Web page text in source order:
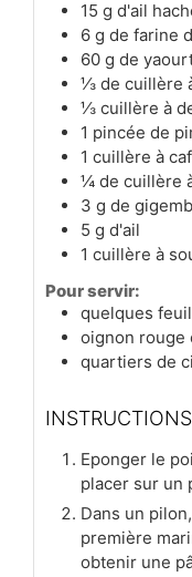
15 g d'ail
6 g de farine
60 g de
⅓ de cuillère
⅓ cuillère à
1 pincée de
1 cuillère à
¼ de cuillère
3 g de
5 g d'ail
1 cuillère à
Pour servir:
quelques
oignon rouge
quartiers de
INSTRUCTIONS
Eponger le
placer sur un
Dans un
première
obtenir une